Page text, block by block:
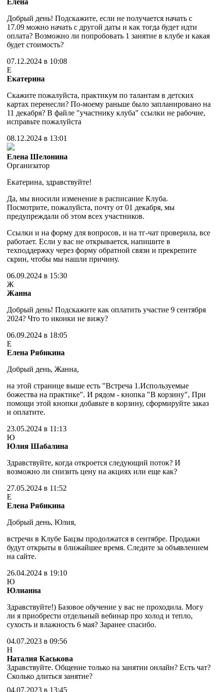
Добрый день! Подскажите, если не получается начать с
17.09 можно начать с другой даты и как тогда будет идти
оплата? Возможно ли попробовать 1 занятие в клубе и какая
будет стоимость?
07.12.2024 в 10:08
Е
Екатерина
Скажите пожалуйста, практикум по талантам в детских
картах перенесли? По-моему раньше было запланировано на
11 декабря? В файле "участнику клуба" ссылки не рабочие,
исправьте пожалуйста
08.12.2024 в 13:01
Елена Шелонина
Организатор
Екатерина, здравствуйте!
Да, мы вносили изменение в расписание Клуба.
Посмотрите, пожалуйста, почту от 01 декабря, мы
предупреждали об этом всех участников.
Ссылки и на форму для вопросов, и на тг-чат проверила, все
работает. Если у вас не открывается, напишите в
техподдержку через форму обратной связи и прекрепите
скрин, чтобы мы нашли причину.
06.09.2024 в 15:30
Ж
Жанна
Добрый день! Подскажите как оплатить участие 9 сентября
2024? Что то иконки не вижу?
06.09.2024 в 18:05
Е
Елена Рябикина
Добрый день, Жанна,
на этой странице выше есть "Встреча 1.Используемые
божества на практике". И рядом - кнопка "В корзину", При
помощи этой кнопки добавьте в корзину, сформируйте заказ
и оплатите.
23.05.2024 в 11:13
Ю
Юлия Шабалина
Здравствуйте, когда откроется следующий поток? И
возможно ли снизить цену на акциях или еще как?
27.05.2024 в 11:52
Е
Елена Рябикина
Добрый день, Юлия,
встречи в Клубе Бацзы продолжатся в сентябре. Продажи
будут открыты в ближайшее время. Следите за объявлением
на сайте.
26.04.2024 в 19:10
Ю
Юлианна
Здравствуйте!) Базовое обучение у вас не проходила. Могу
ли я приобрести отдельный вебинар про холод и тепло,
сухость и влажность 6 мая? Заранее спасибо.
04.07.2023 в 09:56
Н
Наталия Каськова
Здравствуйте. Общение только на занятии онлайн? Есть чат?
Сколько длиться занятие?
04.07.2023 в 13:45